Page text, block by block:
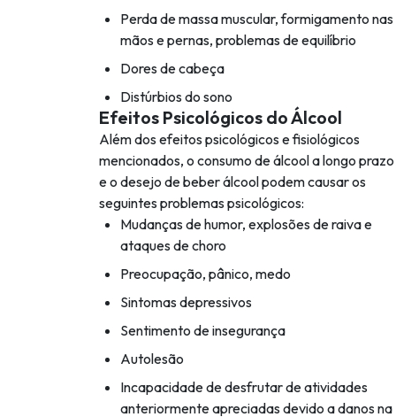
Perda de massa muscular, formigamento nas
mãos e pernas, problemas de equilíbrio
Dores de cabeça
Distúrbios do sono
Efeitos Psicológicos do Álcool
Além dos efeitos psicológicos e fisiológicos
mencionados, o consumo de álcool a longo prazo
e o desejo de beber álcool podem causar os
seguintes problemas psicológicos:
Mudanças de humor, explosões de raiva e
ataques de choro
Preocupação, pânico, medo
Sintomas depressivos
Sentimento de insegurança
Autolesão
Incapacidade de desfrutar de atividades
anteriormente apreciadas devido a danos na